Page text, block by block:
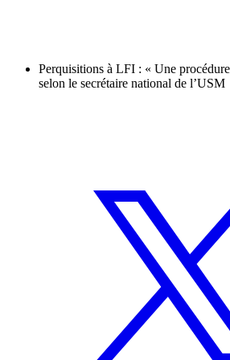
Perquisitions à LFI : « Une
selon le secrétaire national de l’USM